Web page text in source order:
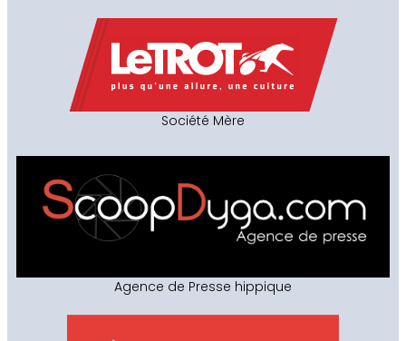
Société Mère
Agence de Presse hippique